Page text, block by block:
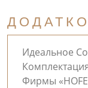
Идеальное
Фирмы